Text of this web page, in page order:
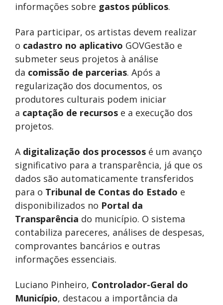
informações sobre gastos públicos.
Para participar, os artistas devem realizar
o cadastro no aplicativo GOVGestão e
submeter seus projetos à análise
da comissão de parcerias. Após a
regularização dos documentos, os
produtores culturais podem iniciar
a captação de recursos e a execução dos
projetos.
A digitalização dos processos é um avanço
significativo para a transparência, já que os
dados são automaticamente transferidos
para o Tribunal de Contas do Estado e
disponibilizados no Portal da
Transparência do município. O sistema
contabiliza pareceres, análises de despesas,
comprovantes bancários e outras
informações essenciais.
Luciano Pinheiro, Controlador-Geral do
Município, destacou a importância da